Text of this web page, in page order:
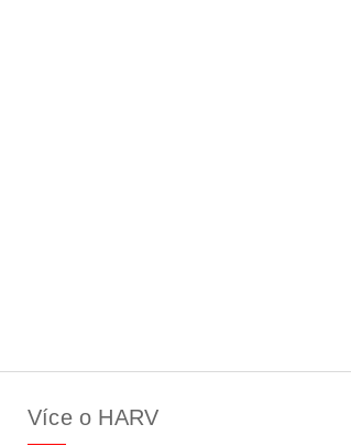
Více o HARV